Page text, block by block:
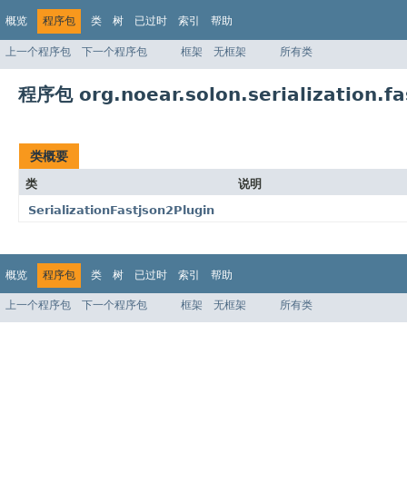
概览 程序包 类 树 已过时 索引 帮助
上一个程序包 下一个程序包 框架 无框架 所有类
程序包
类概要
类
说明
SerializationFastjson2Plugin
概览 程序包 类 树 已过时 索引 帮助
上一个程序包 下一个程序包 框架 无框架 所有类